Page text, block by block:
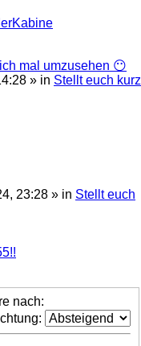
mal umzusehen 😶
» in Stellt euch kurz
23:28 » in Stellt euch
nach: